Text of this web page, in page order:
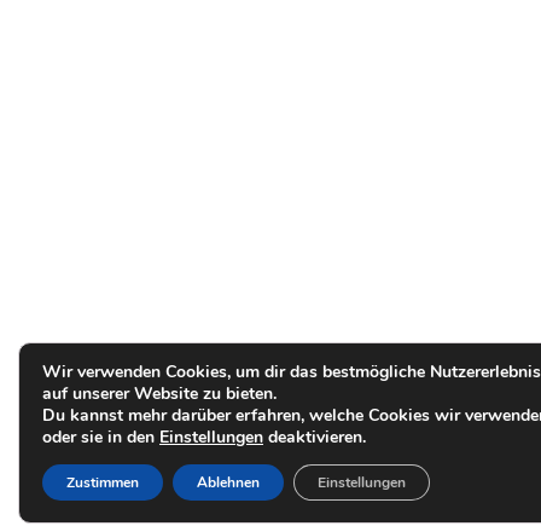
Wir verwenden Cookies, um dir das bestmögliche Nutzererlebnis
auf unserer Website zu bieten.
Du kannst mehr darüber erfahren, welche Cookies wir
oder sie in den Einstellungen deaktivieren.
Zustimmen Ablehnen Einstellungen